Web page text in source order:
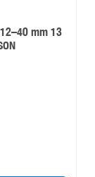
mm 13